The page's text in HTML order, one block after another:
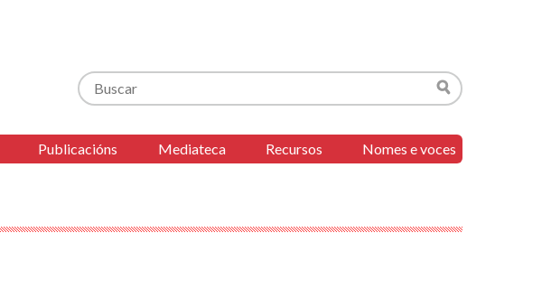
Buscar
Buscar
Publicacións Mediateca Recursos Nomes e voces